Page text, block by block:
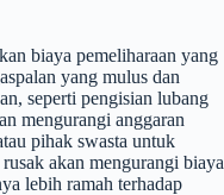
biaya pemeliharaan yang
yang mulus dan
seperti pengisian lubang
mengurangi anggaran
pihak swasta untuk
akan mengurangi biaya
lebih ramah terhadap